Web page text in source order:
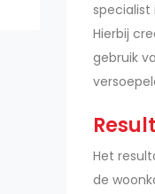
specialist
Hierbij
gebruik
Het
de